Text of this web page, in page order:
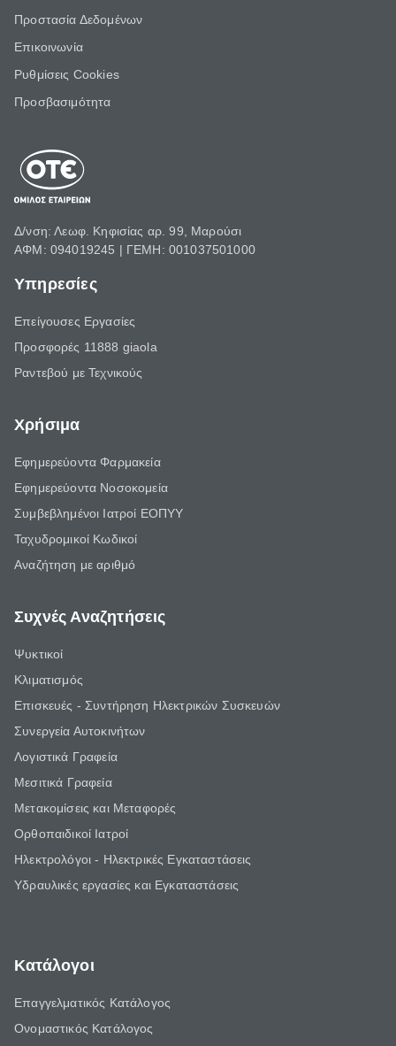
Προστασία Δεδομένων
Επικοινωνία
Ρυθμίσεις Cookies
Προσβασιμότητα
Δ/νση: Λεωφ. Κηφισίας αρ. 99, Μαρούσι
ΑΦΜ: 094019245 | ΓΕΜΗ: 001037501000
Υπηρεσίες
Επείγουσες Εργασίες
Προσφορές 11888 giaola
Ραντεβού με Τεχνικούς
Χρήσιμα
Εφημερεύοντα Φαρμακεία
Εφημερεύοντα Νοσοκομεία
Συμβεβλημένοι Ιατροί ΕΟΠΥΥ
Ταχυδρομικοί Κωδικοί
Αναζήτηση με αριθμό
Συχνές Αναζητήσεις
Ψυκτικοί
Κλιματισμός
Επισκευές - Συντήρηση Ηλεκτρικών Συσκευών
Συνεργεία Αυτοκινήτων
Λογιστικά Γραφεία
Μεσιτικά Γραφεία
Μετακομίσεις και Μεταφορές
Ορθοπαιδικοί Ιατροί
Ηλεκτρολόγοι - Ηλεκτρικές Εγκαταστάσεις
Υδραυλικές εργασίες και Εγκαταστάσεις
Κατάλογοι
Επαγγελματικός Κατάλογος
Ονομαστικός Κατάλογος